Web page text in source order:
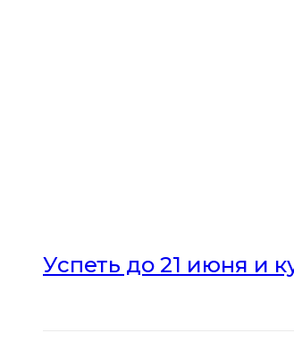
Успеть до 21 июня и